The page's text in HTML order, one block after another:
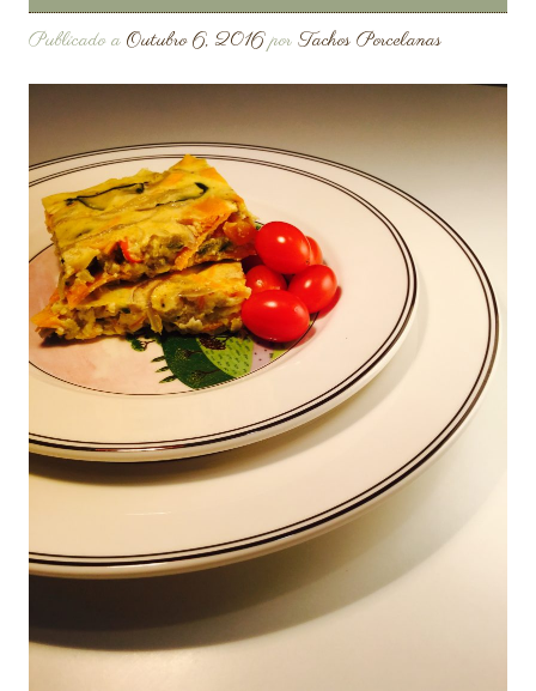
Publicado a Outubro 6, 2016por Tachos Porcelanas